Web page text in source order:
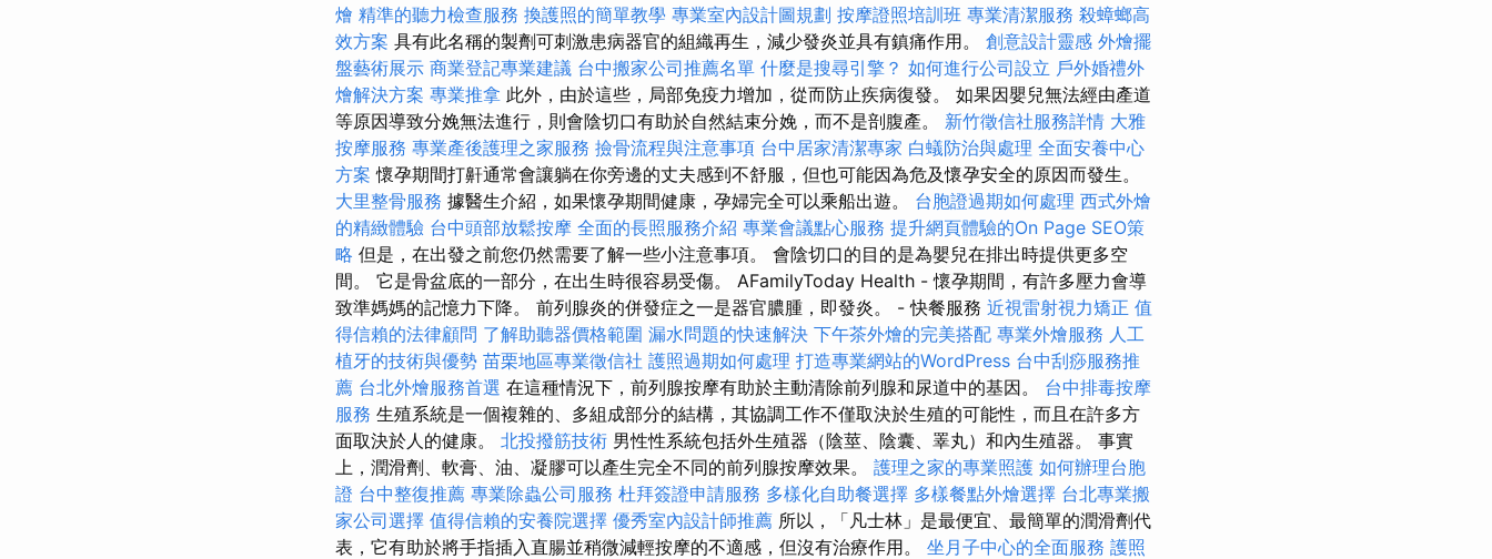
燴 精準的聽力檢查服務 換護照的簡單教學 專業室內設計圖規劃 按摩證照培訓班 專業清潔服務 殺蟑螂高
效方案 具有此名稱的製劑可刺激患病器官的組織再生，減少發炎並具有鎮痛作用。 創意設計靈感 外燴擺
盤藝術展示 商業登記專業建議 台中搬家公司推薦名單 什麼是搜尋引擎？ 如何進行公司設立 戶外婚禮外
燴解決方案 專業推拿 此外，由於這些，局部免疫力增加，從而防止疾病復發。 如果因嬰兒無法經由產道
等原因導致分娩無法進行，則會陰切口有助於自然結束分娩，而不是剖腹產。 新竹徵信社服務詳情 大雅
按摩服務 專業產後護理之家服務 撿骨流程與注意事項 台中居家清潔專家 白蟻防治與處理 全面安養中心
方案 懷孕期間打鼾通常會讓躺在你旁邊的丈夫感到不舒服，但也可能因為危及懷孕安全的原因而發生。
大里整骨服務 據醫生介紹，如果懷孕期間健康，孕婦完全可以乘船出遊。 台胞證過期如何處理 西式外燴
的精緻體驗 台中頭部放鬆按摩 全面的長照服務介紹 專業會議點心服務 提升網頁體驗的On Page SEO策
略 但是，在出發之前您仍然需要了解一些小注意事項。 會陰切口的目的是為嬰兒在排出時提供更多空
間。 它是骨盆底的一部分，在出生時很容易受傷。 AFamilyToday Health - 懷孕期間，有許多壓力會導
致準媽媽的記憶力下降。 前列腺炎的併發症之一是器官膿腫，即發炎。 - 快餐服務 近視雷射視力矯正 值
得信賴的法律顧問 了解助聽器價格範圍 漏水問題的快速解決 下午茶外燴的完美搭配 專業外燴服務 人工
植牙的技術與優勢 苗栗地區專業徵信社 護照過期如何處理 打造專業網站的WordPress 台中刮痧服務推
薦 台北外燴服務首選 在這種情況下，前列腺按摩有助於主動清除前列腺和尿道中的基因。 台中排毒按摩
服務 生殖系統是一個複雜的、多組成部分的結構，其協調工作不僅取決於生殖的可能性，而且在許多方
面取決於人的健康。 北投撥筋技術 男性性系統包括外生殖器（陰莖、陰囊、睪丸）和內生殖器。 事實
上，潤滑劑、軟膏、油、凝膠可以產生完全不同的前列腺按摩效果。 護理之家的專業照護 如何辦理台胞
證 台中整復推薦 專業除蟲公司服務 杜拜簽證申請服務 多樣化自助餐選擇 多樣餐點外燴選擇 台北專業搬
家公司選擇 值得信賴的安養院選擇 優秀室內設計師推薦 所以，「凡士林」是最便宜、最簡單的潤滑劑代
表，它有助於將手指插入直腸並稍微減輕按摩的不適感，但沒有治療作用。 坐月子中心的全面服務 護照